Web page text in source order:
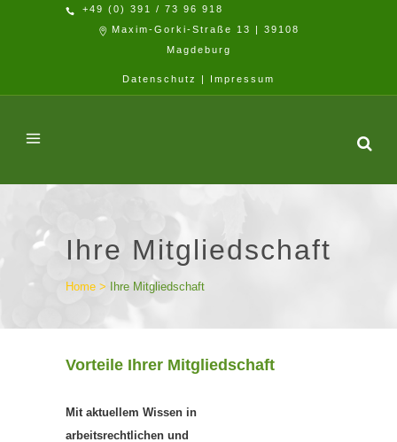
+49 (0) 391 / 73 96 918
Maxim-Gorki-Straße 13 | 39108
Magdeburg
Datenschutz | Impressum
Ihre Mitgliedschaft
Home > Ihre Mitgliedschaft
Vorteile Ihrer Mitgliedschaft
Mit aktuellem Wissen in
arbeitsrechtlichen und